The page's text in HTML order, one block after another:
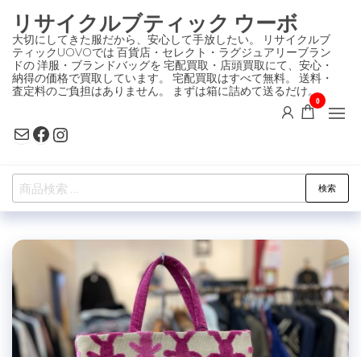
ン
テ
ン
ツ
プ
リサイクルブティック ウーボ
大切にしてきた服だから、安心して手放したい。 リサイクルブ
ティックUOVOでは 百貨店・セレクト・ラグジュアリーブラン
ドの 洋服・ブランドバッグを 宅配買取・店頭買取にて、安心・
納得の価格で買取しています。 宅配買取はすべて無料。 送料・
査定料のご負担はありません。 まずは箱に詰めて送るだけ。
MailFacebook
Instagram
0
検
索
象:
検索